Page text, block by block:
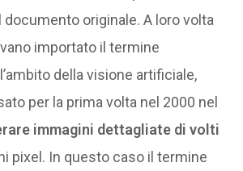
originale. A loro volta
importato il termine
della visione artificiale,
per la prima volta nel 2000 nel
immagini dettagliate di volti
pixel. In questo caso il termine